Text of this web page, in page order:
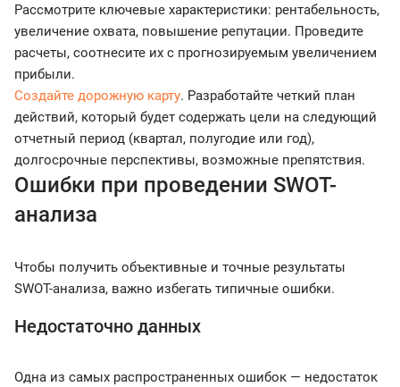
Рассмотрите ключевые характеристики: рентабельность,
увеличение охвата, повышение репутации. Проведите
расчеты, соотнесите их с прогнозируемым увеличением
прибыли.
Создайте дорожную карту. Разработайте четкий план
действий, который будет содержать цели на следующий
отчетный период (квартал, полугодие или год),
долгосрочные перспективы, возможные препятствия.
Ошибки при проведении SWOT-
анализа
Чтобы получить объективные и точные результаты
SWOT-анализа, важно избегать типичные ошибки.
Недостаточно данных
Одна из самых распространенных ошибок — недостаток